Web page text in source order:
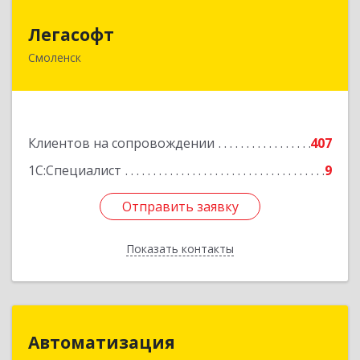
Легасофт
Смоленск
Клиентов на сопровождении
407
1С:Специалист
9
Отправить заявку
Показать контакты
214018, Смоленская обл, Смоленск г, Ново-
Отправить заявку
Назад
Автоматизация